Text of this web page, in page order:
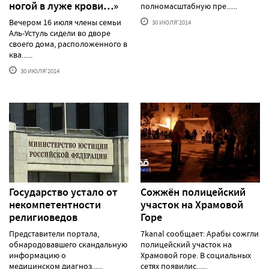
ногой в луже крови…»
Вечером 16 июля члены семьи
Аль-Устуль сидели во дворе
своего дома, расположенного в
ква......
30 ИЮЛЯ'2014
полномасштабную пре......
30 ИЮЛЯ'2014
Государство устало от
некомпетентности
религиоведов
Представители портала,
обнародовавшего скандальную
информацию о
медицинском диагноз......
Сожжён полицейский
участок на Храмовой
Горе
7kanal сообщает: Арабы сожгли
полицейский участок на
Храмовой горе. В социальных
сетях появилис......